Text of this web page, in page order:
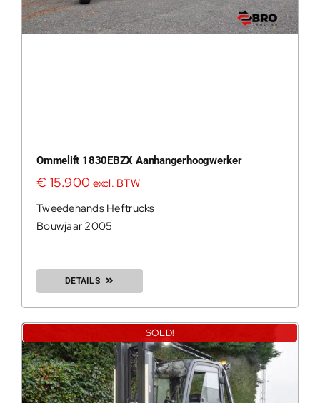
Ommelift 1830EBZX Aanhangerhoogwerker
€ 15.900 excl. BTW
Tweedehands Heftrucks
Bouwjaar 2005
DETAILS
SOLD!